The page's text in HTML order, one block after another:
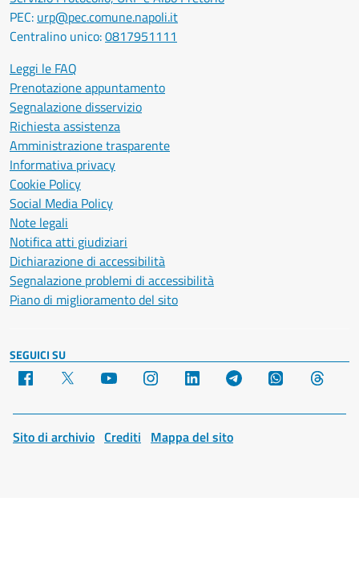
PEC: urp@pec.comune.napoli.it
Centralino unico:0817951111
Leggi le FAQ
Prenotazione appuntamento
Segnalazione disservizio
Richiesta assistenza
Amministrazione trasparente
Informativa privacy
Cookie Policy
Social Media Policy
Note legali
Notifica atti giudiziari
Dichiarazione di accessibilità
Segnalazione problemi di accessibilità
Piano di miglioramento del sito
SEGUICI SU
Facebook YouTube Instagram LinkedIn Telegram WhatsApp
Sito di archivio Crediti Mappa del sito